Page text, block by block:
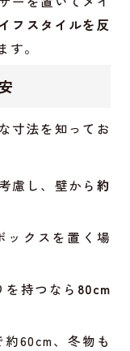
フスタイルを反
す。
寸法を知ってお
慮し、壁から 約
ックスを置く場
を持つなら 80cm
約60cm、冬物も